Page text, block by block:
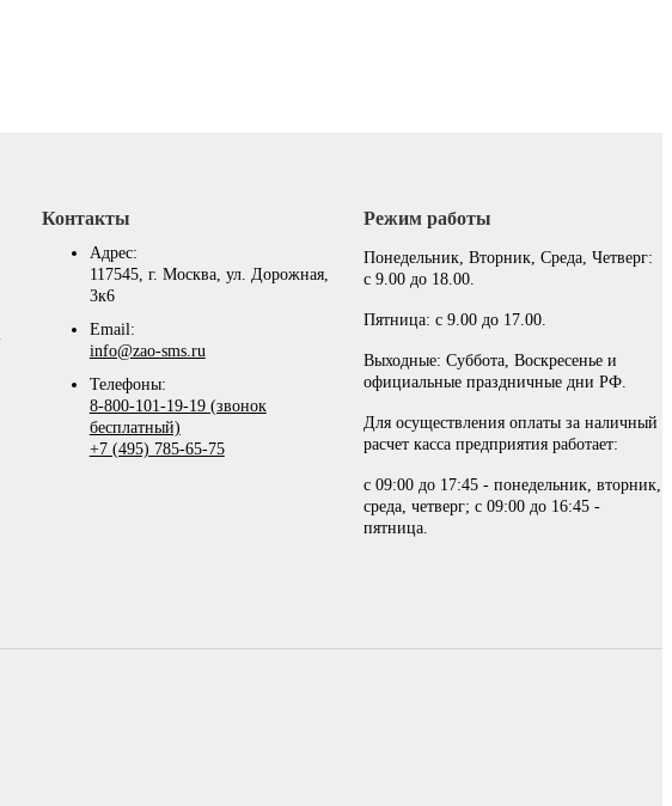
Контакты
Адрес:
117545, г. Москва, ул. Дорожная,
3к6
Email:
info@zao-sms.ru
Телефоны:
8-800-101-19-19 (звонок
бесплатный)
+7 (495) 785-65-75
Режим работы
Понедельник, Вторник, Среда, Четверг:
с 9.00 до 18.00.
Пятница: с 9.00 до 17.00.
Выходные: Суббота, Воскресенье и
официальные праздничные дни РФ.
Для осуществления оплаты за наличный
расчет касса предприятия работает:
с 09:00 до 17:45 - понедельник, вторник,
среда, четверг; с 09:00 до 16:45 -
пятница.